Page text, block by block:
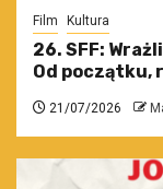
Film Kultura
26. SFF:
Od początku,
21/07/2026